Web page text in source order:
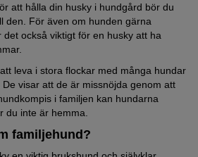
att hålla din husky i hundgård bör du
den. För även om hunden gärna
också viktigt för en husky att ha
leva i stora flockar med många hundar
visar att de är missnöjda genom att
i familjen kan hundarna
du inte är hemma.
familjehund?